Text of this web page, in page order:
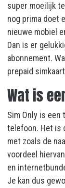
super moeilijk
nog prima doet
nieuwe mobiel
Dan is er
abonnement.
prepaid simkaart
Wat is
Sim Only is een
telefoon. Het is
met zoals de
voordeel
en
Je kan dus